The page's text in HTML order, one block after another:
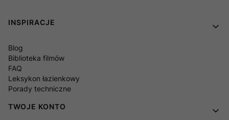
Linki w stopce
INSPIRACJE
Blog
Biblioteka filmów
FAQ
Leksykon łazienkowy
Porady techniczne
TWOJE KONTO